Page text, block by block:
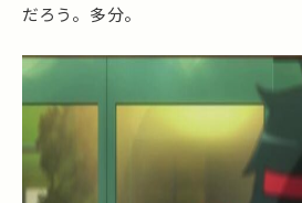
だろう。多分。